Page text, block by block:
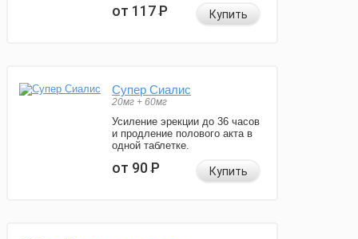
от 117Р Купить
Супер Сиалис
20мг + 60мг
Усиление эрекции до 36 часов
и продление полового акта в
одной таблетке.
от 90Р Купить